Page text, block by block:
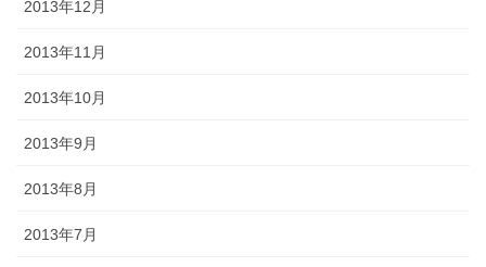
2013年12月
2013年11月
2013年10月
2013年9月
2013年8月
2013年7月